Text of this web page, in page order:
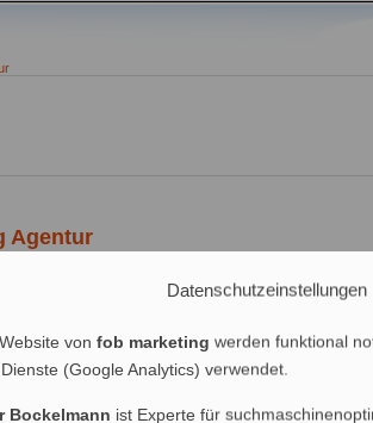
Agentur
gefunden werden, wenn sie SEO-
| 1 Kommentar
Datenschutzeinstellungen
von fob marketing werden funktional
(Google Analytics) verwendet.
Bockelmann ist Experte für